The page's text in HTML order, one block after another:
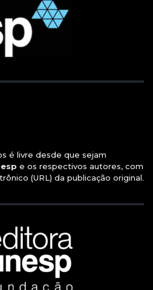
é livre desde que sejam
e os respectivos autores, com
(URL) da publicação original.